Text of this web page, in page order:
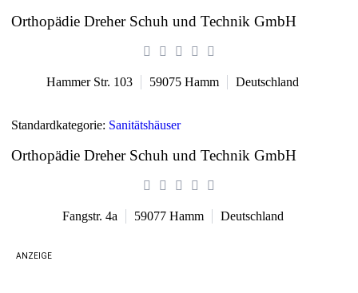
Orthopädie Dreher Schuh und Technik GmbH
Hammer Str. 103 59075 Hamm Deutschland
Standardkategorie: Sanitätshäuser
Orthopädie Dreher Schuh und Technik GmbH
Fangstr. 4a 59077 Hamm Deutschland
ANZEIGE